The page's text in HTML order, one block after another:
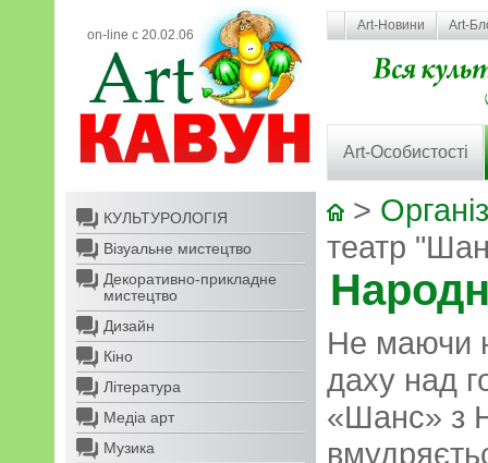
on-line с 20.02.06
Art-Новини Art-
Art-Особистості
КУЛЬТУРОЛОГІЯ
Візуальне мистецтво
Декоративно-прикладне
мистецтво
Дизайн
Кіно
Література
Медіа арт
Музика
>
театр
Не маючи
даху над
«Шанс» з